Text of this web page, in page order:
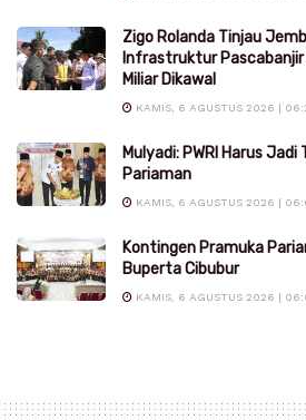
Zigo Rolanda Tinjau
Infrastruktur Pascabanjir
Miliar Dikawal
KAMIS, 6 AGUSTUS 2026 |
Mulyadi: PWRI Harus Jadi
Pariaman
KAMIS, 6 AGUSTUS 2026 |
Kontingen Pramuka
Buperta Cibubur
KAMIS, 6 AGUSTUS 2026 |